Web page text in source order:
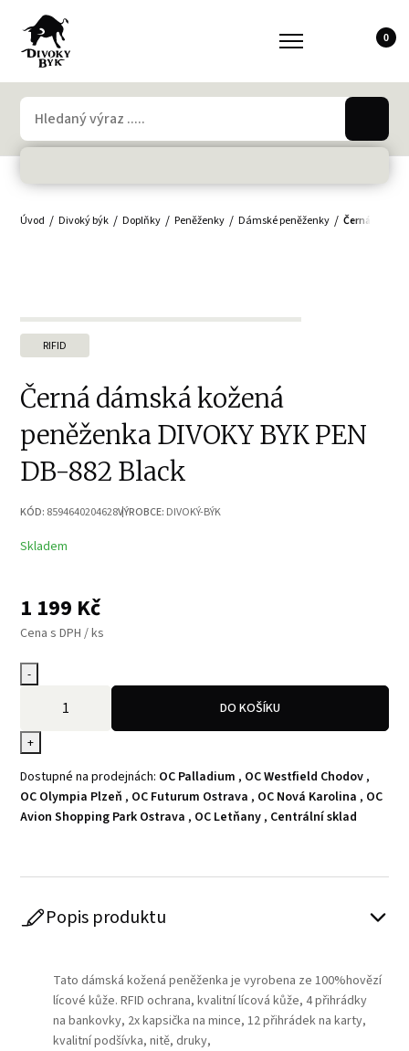
0
Úvod Divoký býk Doplňky Peněženky Dámské peněženky Černá
RIFID
Černá dámská kožená
peněženka DIVOKY BYK PEN
DB-882 Black
KÓD: 8594640204628VÝROBCE: DIVOKÝ-BÝK
Skladem
1 199 Kč
Cena s DPH / ks
-
+
DO KOŠÍKU
Dostupné na prodejnách: OC Palladium , OC Westfield Chodov ,
OC Olympia Plzeň , OC Futurum Ostrava , OC Nová Karolina , OC
Avion Shopping Park Ostrava , OC Letňany , Centrální sklad
Popis produktu
Play
Tato dámská kožená peněženka je vyrobena ze 100%hovězí
lícové kůže. RFID ochrana, kvalitní lícová kůže, 4 přihrádky
na bankovky, 2x kapsička na mince, 12 přihrádek na karty,
kvalitní podšívka, nitě, druky,